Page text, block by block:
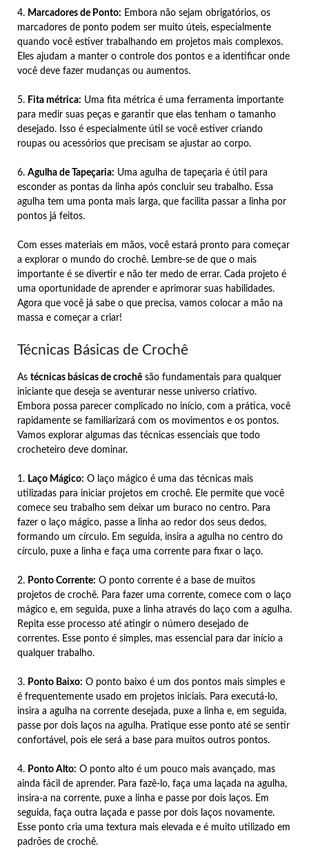
4. Marcadores de Ponto: Embora não sejam obrigatórios, os
marcadores de ponto podem ser muito úteis, especialmente
quando você estiver trabalhando em projetos mais complexos.
Eles ajudam a manter o controle dos pontos e a identificar onde
você deve fazer mudanças ou aumentos.
5. Fita métrica: Uma fita métrica é uma ferramenta importante
para medir suas peças e garantir que elas tenham o tamanho
desejado. Isso é especialmente útil se você estiver criando
roupas ou acessórios que precisam se ajustar ao corpo.
6. Agulha de Tapeçaria: Uma agulha de tapeçaria é útil para
esconder as pontas da linha após concluir seu trabalho. Essa
agulha tem uma ponta mais larga, que facilita passar a linha por
pontos já feitos.
Com esses materiais em mãos, você estará pronto para começar
a explorar o mundo do crochê. Lembre-se de que o mais
importante é se divertir e não ter medo de errar. Cada projeto é
uma oportunidade de aprender e aprimorar suas habilidades.
Agora que você já sabe o que precisa, vamos colocar a mão na
massa e começar a criar!
Técnicas Básicas de Crochê
As técnicas básicas de crochê são fundamentais para qualquer
iniciante que deseja se aventurar nesse universo criativo.
Embora possa parecer complicado no início, com a prática, você
rapidamente se familiarizará com os movimentos e os pontos.
Vamos explorar algumas das técnicas essenciais que todo
crocheteiro deve dominar.
1. Laço Mágico: O laço mágico é uma das técnicas mais
utilizadas para iniciar projetos em crochê. Ele permite que você
comece seu trabalho sem deixar um buraco no centro. Para
fazer o laço mágico, passe a linha ao redor dos seus dedos,
formando um círculo. Em seguida, insira a agulha no centro do
círculo, puxe a linha e faça uma corrente para fixar o laço.
2. Ponto Corrente: O ponto corrente é a base de muitos
projetos de crochê. Para fazer uma corrente, comece com o laço
mágico e, em seguida, puxe a linha através do laço com a agulha.
Repita esse processo até atingir o número desejado de
correntes. Esse ponto é simples, mas essencial para dar início a
qualquer trabalho.
3. Ponto Baixo: O ponto baixo é um dos pontos mais simples e
é frequentemente usado em projetos iniciais. Para executá-lo,
insira a agulha na corrente desejada, puxe a linha e, em seguida,
passe por dois laços na agulha. Pratique esse ponto até se sentir
confortável, pois ele será a base para muitos outros pontos.
4. Ponto Alto: O ponto alto é um pouco mais avançado, mas
ainda fácil de aprender. Para fazê-lo, faça uma laçada na agulha,
insira-a na corrente, puxe a linha e passe por dois laços. Em
seguida, faça outra laçada e passe por dois laços novamente.
Esse ponto cria uma textura mais elevada e é muito utilizado em
padrões de crochê.